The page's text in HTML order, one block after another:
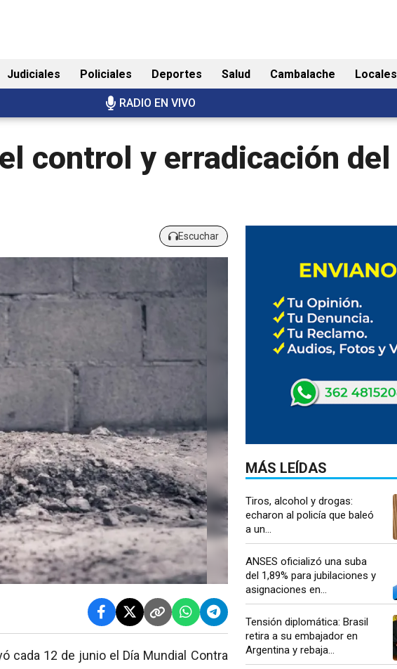
Judiciales Policiales Deportes Salud Cambalache Locales
RADIO EN VIVO
control y erradicación del
Escuchar
cada 12 de junio el Día Mundial Contra
MÁS LEÍDAS
Tiros, alcohol y drogas:
echaron al policía que baleó
a un...
ANSES oficializó una suba
del 1,89% para jubilaciones y
asignaciones en...
Tensión diplomática: Brasil
retira a su embajador en
Argentina y rebaja...